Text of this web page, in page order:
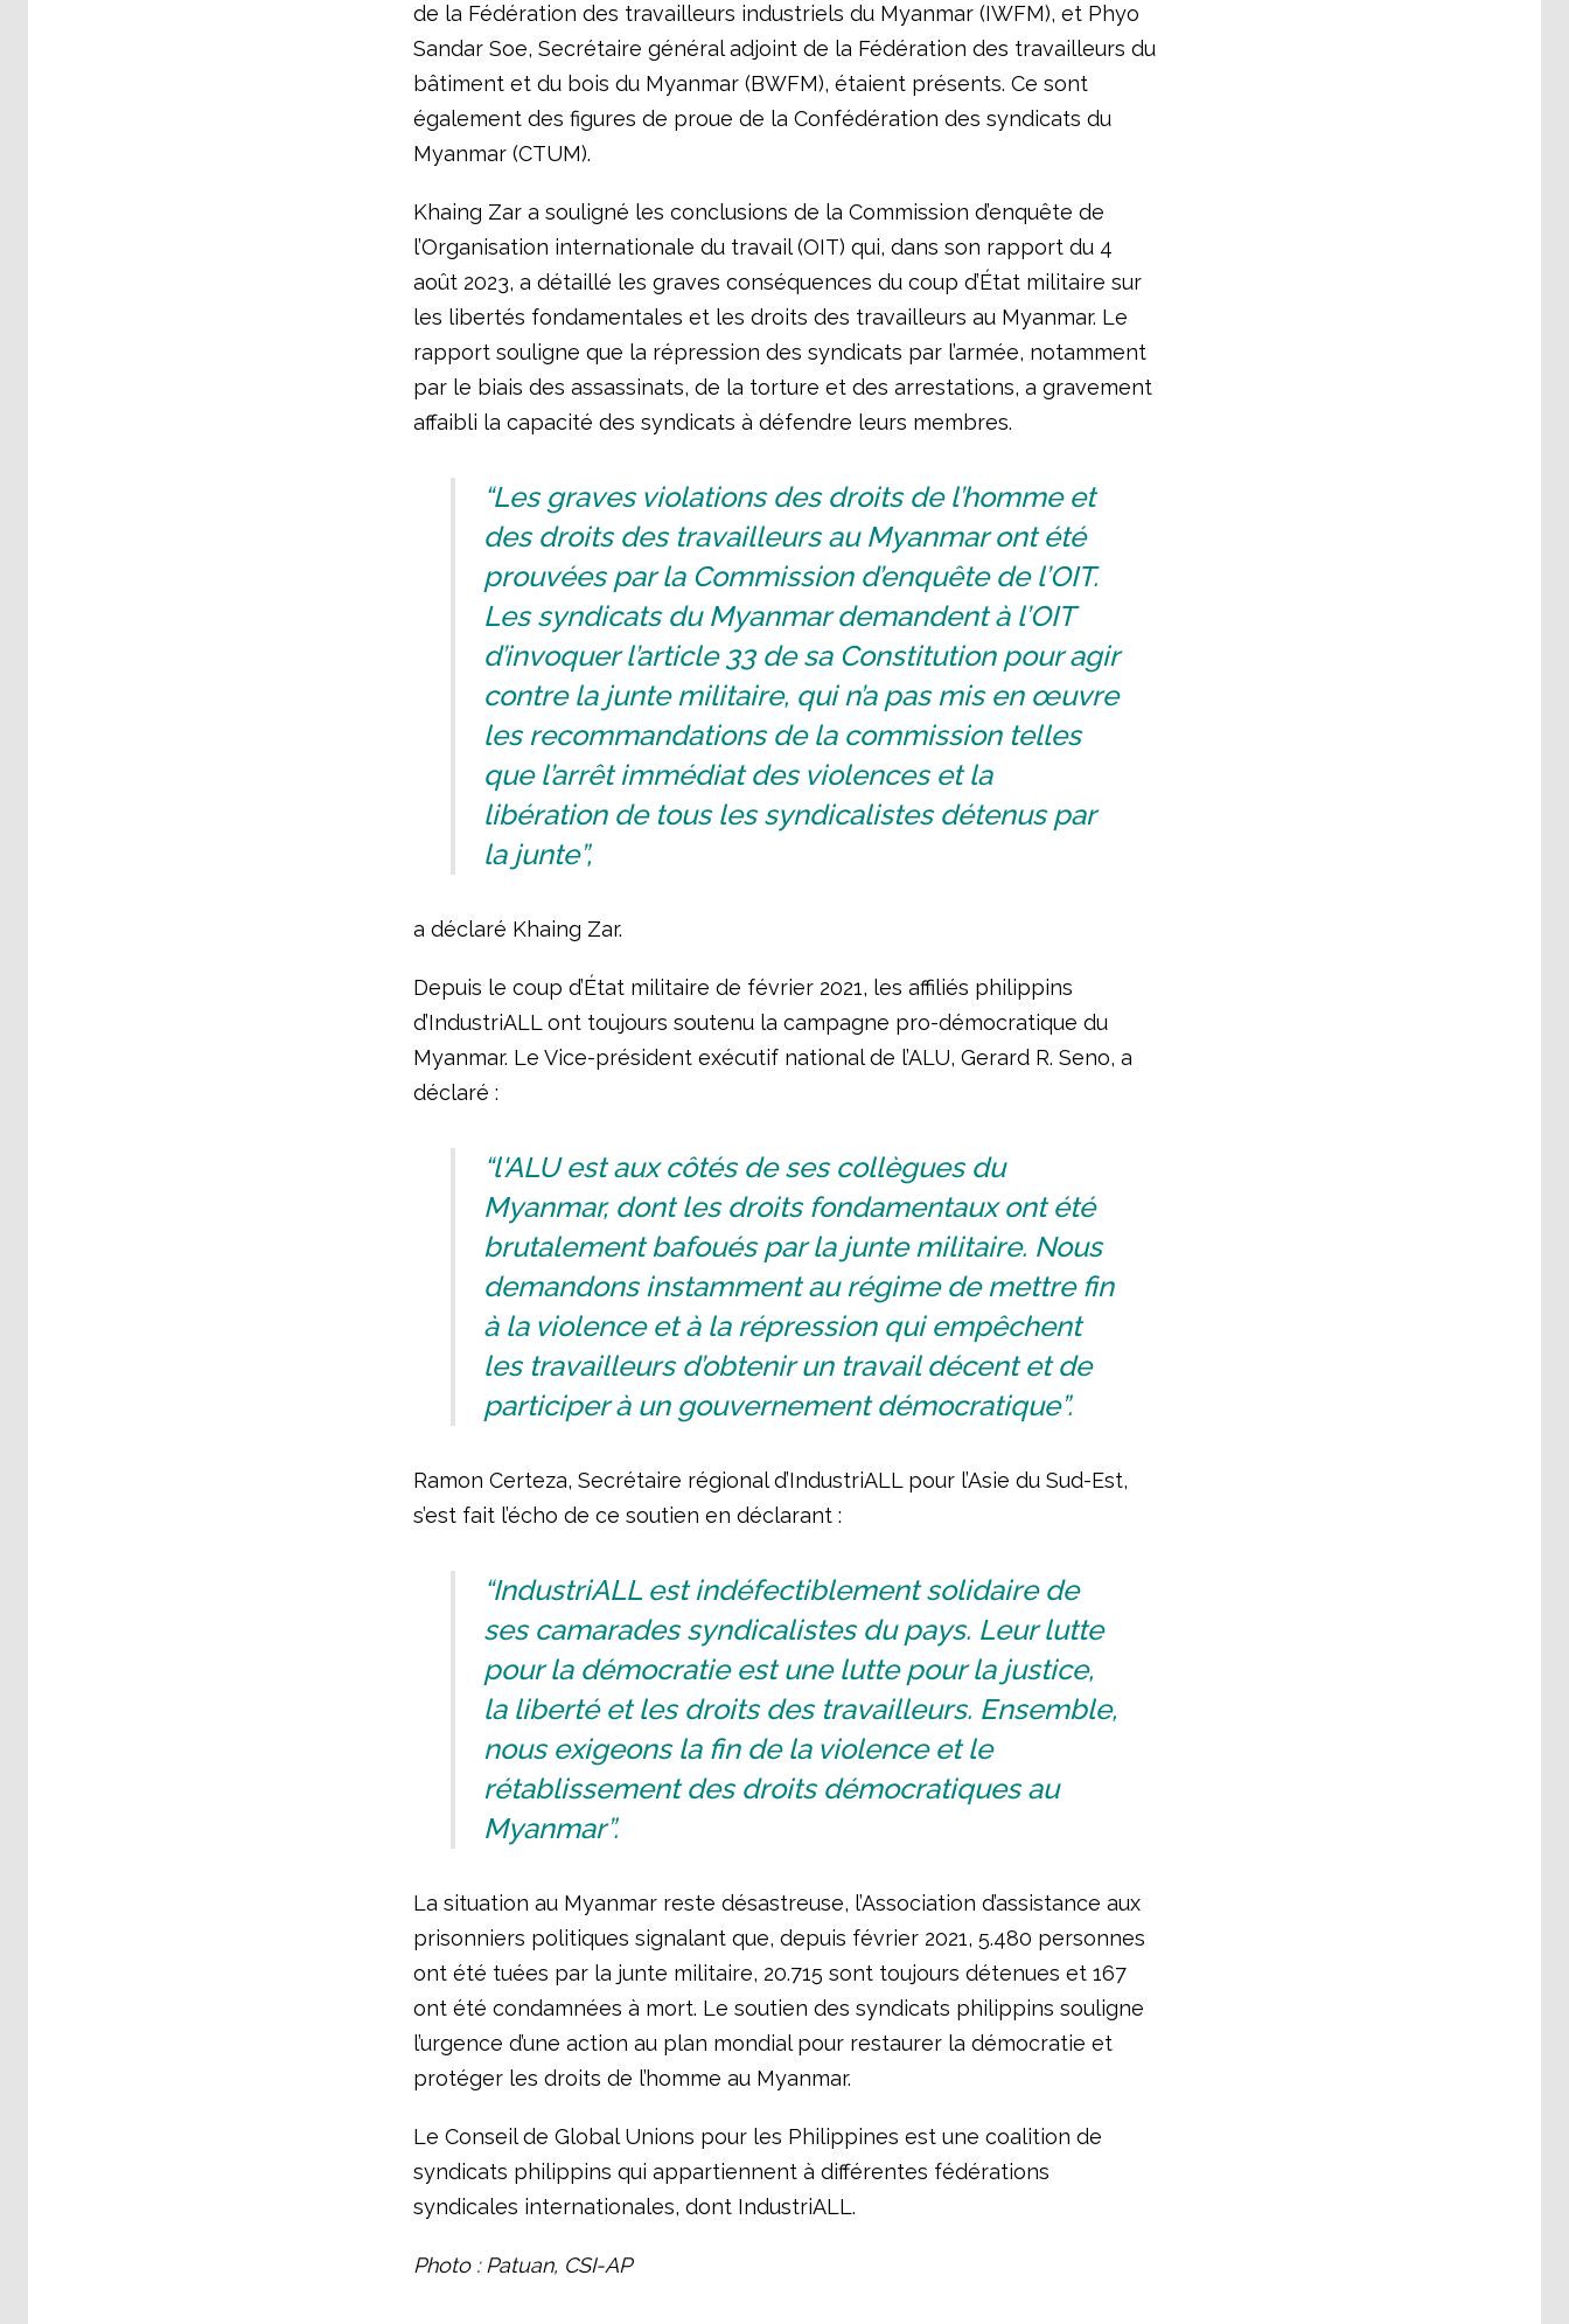
de la Fédération des travailleurs industriels du Myanmar (IWFM), et Phyo
Sandar Soe, Secrétaire général adjoint de la Fédération des travailleurs du
bâtiment et du bois du Myanmar (BWFM), étaient présents. Ce sont
également des figures de proue de la Confédération des syndicats du
Myanmar (CTUM).
Khaing Zar a souligné les conclusions de la Commission d’enquête de
l’Organisation internationale du travail (OIT) qui, dans son rapport du 4
août 2023, a détaillé les graves conséquences du coup d’État militaire sur
les libertés fondamentales et les droits des travailleurs au Myanmar. Le
rapport souligne que la répression des syndicats par l’armée, notamment
par le biais des assassinats, de la torture et des arrestations, a gravement
affaibli la capacité des syndicats à défendre leurs membres.
“Les graves violations des droits de l’homme et
des droits des travailleurs au Myanmar ont été
prouvées par la Commission d’enquête de l’OIT.
Les syndicats du Myanmar demandent à l’OIT
d’invoquer l’article 33 de sa Constitution pour agir
contre la junte militaire, qui n’a pas mis en œuvre
les recommandations de la commission telles
que l’arrêt immédiat des violences et la
libération de tous les syndicalistes détenus par
la junte”,
a déclaré Khaing Zar.
Depuis le coup d’État militaire de février 2021, les affiliés philippins
d’IndustriALL ont toujours soutenu la campagne pro-démocratique du
Myanmar. Le Vice-président exécutif national de l’ALU, Gerard R. Seno, a
déclaré :
“l'ALU est aux côtés de ses collègues du
Myanmar, dont les droits fondamentaux ont été
brutalement bafoués par la junte militaire. Nous
demandons instamment au régime de mettre fin
à la violence et à la répression qui empêchent
les travailleurs d’obtenir un travail décent et de
participer à un gouvernement démocratique”.
Ramon Certeza, Secrétaire régional d’IndustriALL pour l’Asie du Sud-Est,
s’est fait l’écho de ce soutien en déclarant :
“IndustriALL est indéfectiblement solidaire de
ses camarades syndicalistes du pays. Leur lutte
pour la démocratie est une lutte pour la justice,
la liberté et les droits des travailleurs. Ensemble,
nous exigeons la fin de la violence et le
rétablissement des droits démocratiques au
Myanmar”.
La situation au Myanmar reste désastreuse, l’Association d’assistance aux
prisonniers politiques signalant que, depuis février 2021, 5.480 personnes
ont été tuées par la junte militaire, 20.715 sont toujours détenues et 167
ont été condamnées à mort. Le soutien des syndicats philippins souligne
l’urgence d’une action au plan mondial pour restaurer la démocratie et
protéger les droits de l’homme au Myanmar.
Le Conseil de Global Unions pour les Philippines est une coalition de
syndicats philippins qui appartiennent à différentes fédérations
syndicales internationales, dont IndustriALL.
Photo : Patuan, CSI-AP